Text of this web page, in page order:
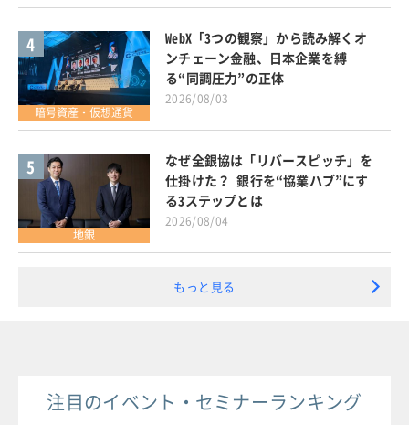
4
暗号資産・仮想通貨
WebX「3つの観察」から読み解くオ
ンチェーン金融、日本企業を縛
る“同調圧力”の正体
2026/08/03
5
地銀
なぜ全銀協は「リバースピッチ」を
仕掛けた？ 銀行を“協業ハブ”にす
る3ステップとは
2026/08/04
もっと見る
注目のイベント・セミナーランキング